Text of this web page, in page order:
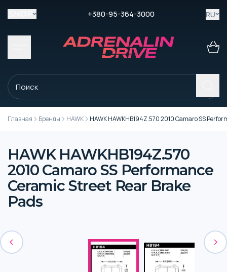
+380-95-364-3000 RU
Главная Бренды HAWK HAWK HAWKHB194Z.570 2010 Camaro SS
HAWK HAWKHB194Z.570
2010 Camaro SS Performance
Ceramic Street Rear Brake
Pads